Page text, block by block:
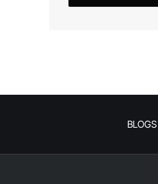
BLOGS